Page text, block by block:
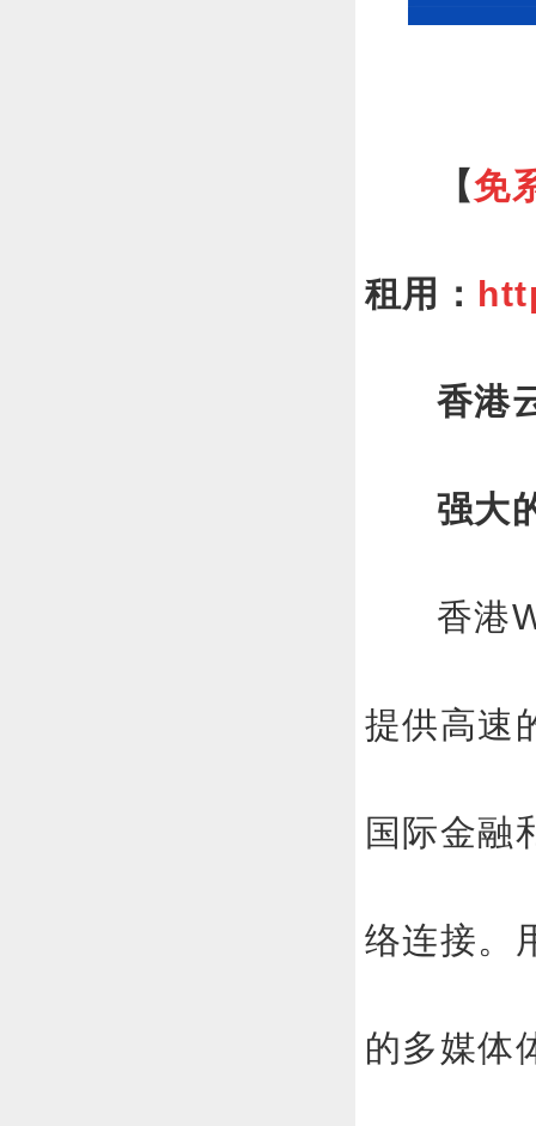
【免
租用：
香港
强大
香港
提供高速
国际金融
络连接。
的多媒体